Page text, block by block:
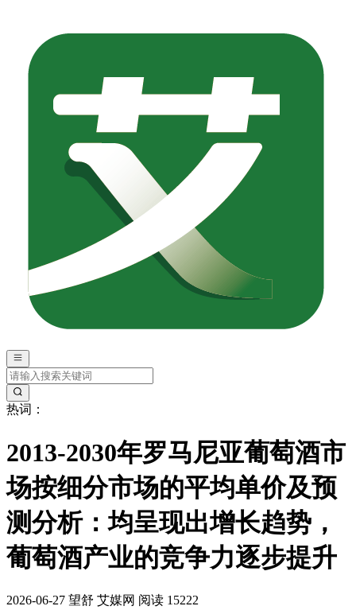
热词：
2013-2030年罗马尼亚葡萄酒市
场按细分市场的平均单价及预
测分析：均呈现出增长趋势，
葡萄酒产业的竞争力逐步提升
2026-06-27 望舒 艾媒网 阅读 15222